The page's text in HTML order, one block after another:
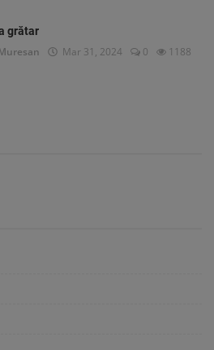
grătar
Mar 31, 2024 0 1188